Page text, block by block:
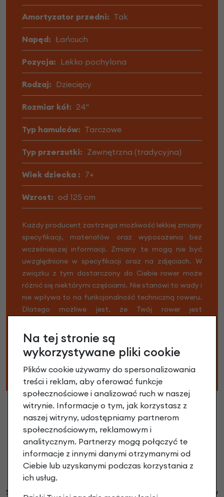
Amortyzator przedni: Tak
Napęd: Łańcuch
Pozycja: Lekko pochylona
Rodzaj: Dziecięcy
Rozmiar kół: 24"
Typ hamulców: Tarczowe
Typ przerzutki: Zewnętrzna (tradycyjna)
Wiek dziecka : 7+
Wzrost: od 125 cm
Każdy producent zastrzega możliwość lekkiej zmiany
specyfikacji, materiałów oraz wyposażenia bez
wcześniejszej informacji. Zmiany te mogą nie być
uwzględnione w specyfikacji oraz na zdjęciach. W
związku z tym dostarczony do Ciebie rower może
różnić się niektórymi częściami. Nie stanowi to wady i
nie wpływa to na funkcjonalność techniczną roweru.
Dlatego możliwe jest, że Twój rower jest
Na przykład może się zdarzyć, że w swoim rowerze
znajdziesz inne pedały, gripy lub łańcuch. Nie martw
się, Twój rower i części zamienne nadal są w wysokiej
jakości.
Jak pakujemy rowery?
Standardowo rowerki Kubikes 24" dostarczane są w
Na tej stronie są
wykorzystywane pliki cookie
Plików cookie używamy do spersonalizowania
treści i reklam, aby oferować funkcje
społecznościowe i analizować ruch w naszej
witrynie. Informacje o tym, jak korzystasz z
naszej witryny, udostępniamy partnerom
społecznościowym, reklamowym i
analitycznym. Partnerzy mogą połączyć te
informacje z innymi danymi otrzymanymi od
Ciebie lub uzyskanymi podczas korzystania z
ich usług.